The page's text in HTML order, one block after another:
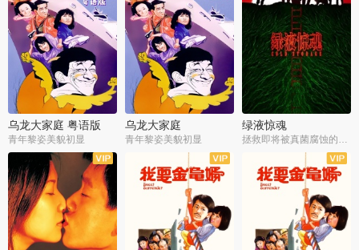
乌龙大家庭 粤语版
青年黎姿美貌初显
乌龙大家庭
青年黎姿美貌初显
绿液惊魂
拯救即将被真菌腐蚀的世界